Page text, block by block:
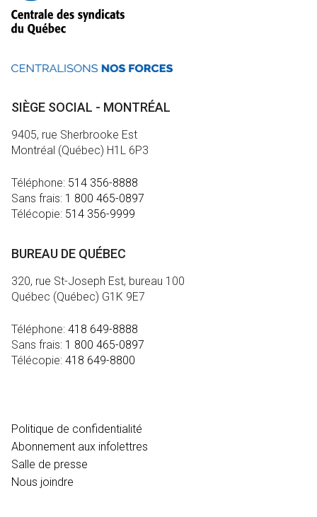
SIÈGE SOCIAL - MONTRÉAL
9405, rue Sherbrooke Est
Montréal (Québec) H1L 6P3
Téléphone: 514 356-8888
Sans frais: 1 800 465-0897
Télécopie: 514 356-9999
BUREAU DE QUÉBEC
320, rue St-Joseph Est, bureau 100
Québec (Québec) G1K 9E7
Téléphone: 418 649-8888
Sans frais: 1 800 465-0897
Télécopie: 418 649-8800
Politique de confidentialité
Abonnement aux infolettres
Salle de presse
Nous joindre